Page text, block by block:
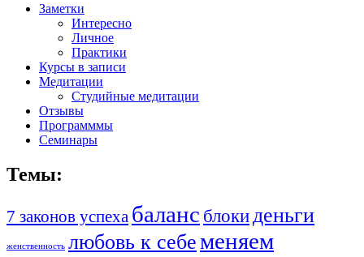
Заметки
Интересно
Личное
Практики
Курсы в записи
Медитации
Студийные медитации
Отзывы
Программмы
Семинары
Темы:
7 законов успеха баланс блокиденьги
женственность любовь к себеменяем